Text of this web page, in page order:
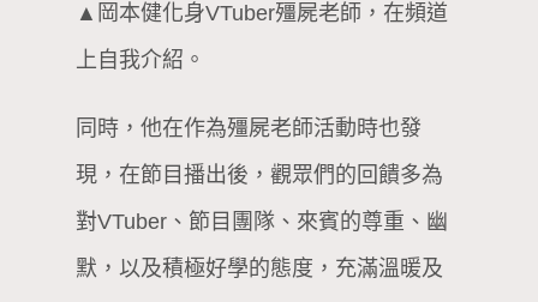
▲岡本健化身VTuber殭屍老師，在頻道
上自我介紹。
同時，他在作為殭屍老師活動時也發
現，在節目播出後，觀眾們的回饋多為
對VTuber、節目團隊、來賓的尊重、幽
默，以及積極好學的態度，充滿溫暖及